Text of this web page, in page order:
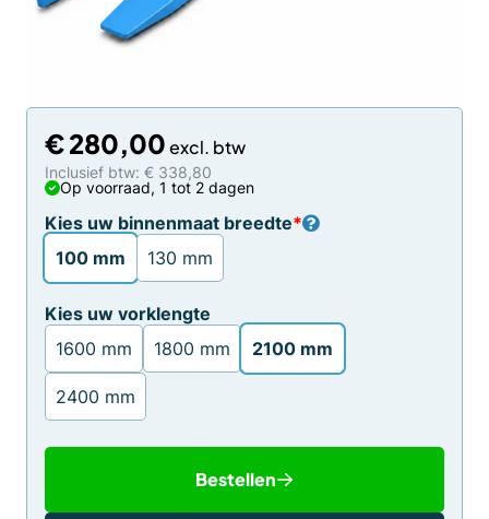
€280,00
Inclusief btw: € 338,80
Op voorraad, 1 tot 2 dagen
*
Kies uw binnenmaat breedte
100 mm
130 mm
Kies uw vorklengte
1600 mm
1800 mm 2100 mm
2400 mm
Bestellen